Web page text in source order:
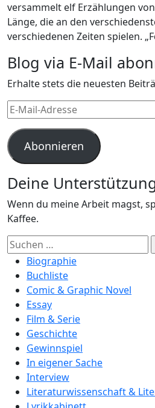
versammelt elf Erzählungen
Länge, die an den
verschiedenen Zeiten spielen.
Blog via E-Mail
Erhalte stets die neuesten
E-
Mail-
Adresse
Abonnieren
Deine
Wenn du meine Arbeit magst,
Kaffee.
Suchen
nach:Biographie
Buchliste
Comic & Graphic Novel
Essay
Film & Serie
Geschichte
Gewinnspiel
In eigener Sache
Interview
Literaturwissenschaft &